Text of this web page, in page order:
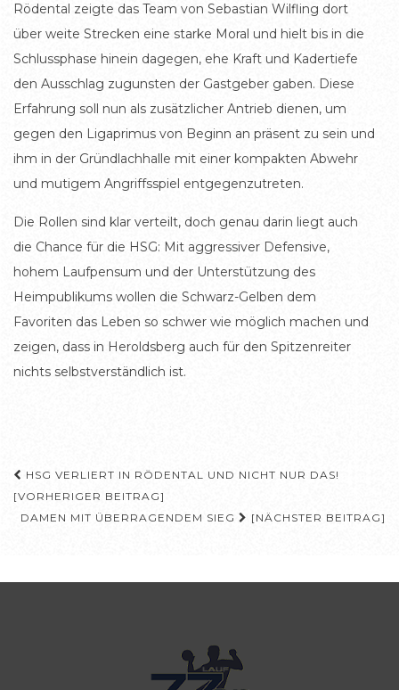
Rödental zeigte das Team von Sebastian Wilfling dort
über weite Strecken eine starke Moral und hielt bis in die
Schlussphase hinein dagegen, ehe Kraft und Kadertiefe
den Ausschlag zugunsten der Gastgeber gaben. Diese
Erfahrung soll nun als zusätzlicher Antrieb dienen, um
gegen den Ligaprimus von Beginn an präsent zu sein und
ihm in der Gründlachhalle mit einer kompakten Abwehr
und mutigem Angriffsspiel entgegenzutreten.
Die Rollen sind klar verteilt, doch genau darin liegt auch
die Chance für die HSG: Mit aggressiver Defensive,
hohem Laufpensum und der Unterstützung des
Heimpublikums wollen die Schwarz-Gelben dem
Favoriten das Leben so schwer wie möglich machen und
zeigen, dass in Heroldsberg auch für den Spitzenreiter
nichts selbstverständlich ist.
Beitragsnavigation
HSG VERLIERT IN RÖDENTAL UND NICHT NUR DAS!
[VORHERIGER BEITRAG]
DAMEN MIT ÜBERRAGENDEM SIEG
[NÄCHSTER BEITRAG]